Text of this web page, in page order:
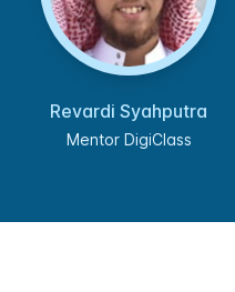
Revardi Syahputra
Mentor DigiClass